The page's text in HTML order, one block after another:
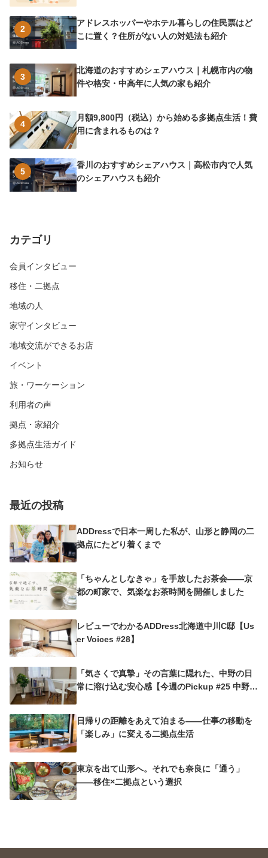
2
アドレスホッパーやホテル暮らしの住民票はど
こに置く？住所がない人の対処法も紹介
3
北海道のおすすめシェアハウス｜札幌市内の物
件や格安・中高年に人気の家も紹介
4
月額9,800円（税込）から始める多拠点生活！費
用に含まれるものは？
5
香川のおすすめシェアハウス｜高松市内で人気
のシェアハウスも紹介
カテゴリ
会員インタビュー
移住・二拠点
地域の人
家守インタビュー
地域交流ができるお店
イベント
旅・ワーケーション
利用者の声
拠点・家紹介
多拠点生活ガイド
お知らせ
最近の投稿
ADDressで日本一周した私が、山形と静岡の二
拠点にたどり着くまで
「ちゃんとしなきゃ」を手放したお茶会——京
都の町家で、気楽なお茶時間を開催しました
レビューでわかるADDress北海道中川C邸【Us
er Voices #28】
「気さくで真摯」その言葉に隠れた、中野の日
常に溶け込む安心感【今週のPickup #25 中野沼
日帰りの距離をあえて泊まる——仕事の移動を
「楽しみ」に変える二拠点生活
東京を出て山形へ。それでも奈良に「通う」
——移住×二拠点という選択